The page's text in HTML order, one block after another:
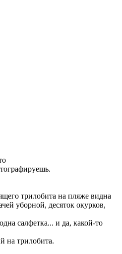
трилобита на пляже видна
уборной, десяток окурков,
салфетка... и да, какой-то
на трилобита.